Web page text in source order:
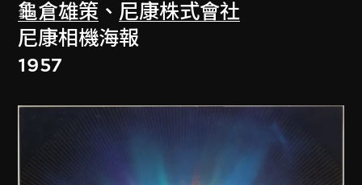
龜倉雄策 、 尼康株式會社
尼康相機海報
1957